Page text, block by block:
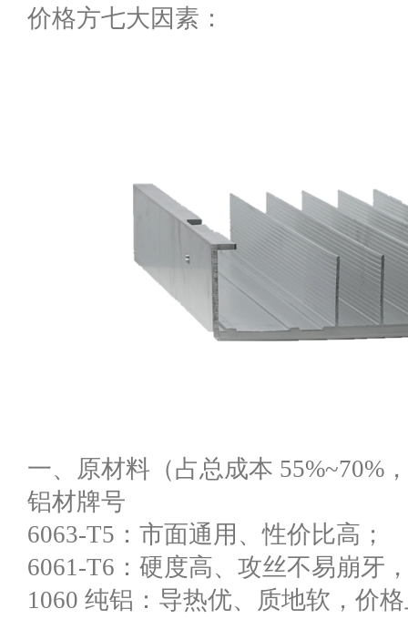
价格方七大因素：
一、原材料（占总成本 55%~70%
铝材牌号
6063-T5：市面通用、性价比高；
6061-T6：硬度高、攻丝不易崩牙
1060 纯铝：导热优、质地软，价